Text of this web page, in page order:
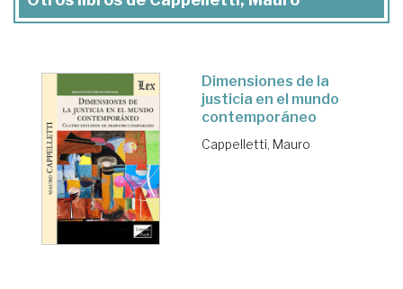
Dimensiones de la
justicia en el mundo
contemporáneo
Cappelletti, Mauro